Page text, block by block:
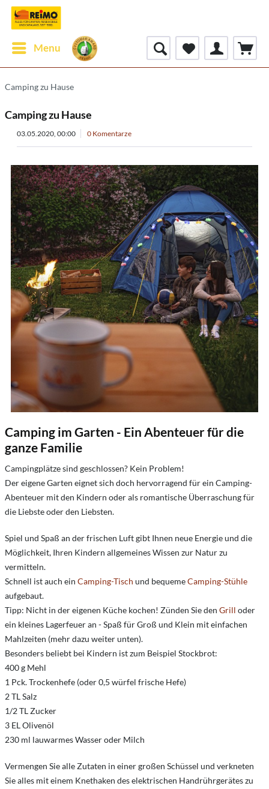
Menu
Camping zu Hause
Camping zu Hause
03.05.2020, 00:00 0 Komentarze
Camping im Garten - Ein Abenteuer für die
ganze Familie
Campingplätze sind geschlossen? Kein Problem!
Der eigene Garten eignet sich doch hervorragend für ein Camping-
Abenteuer mit den Kindern oder als romantische Überraschung für
die Liebste oder den Liebsten.
Spiel und Spaß an der frischen Luft gibt Ihnen neue Energie und die
Möglichkeit, Ihren Kindern allgemeines Wissen zur Natur zu
vermitteln.
Schnell ist auch ein Camping-Tisch und bequemeCamping-Stühle
aufgebaut.
Tipp: Nicht in der eigenen Küche kochen! Zünden Sie den Grill oder
ein kleines Lagerfeuer an - Spaß für Groß und Klein mit einfachen
Mahlzeiten (mehr dazu weiter unten).
Besonders beliebt bei Kindern ist zum Beispiel Stockbrot:
400 g Mehl
1 Pck. Trockenhefe (oder 0,5 würfel frische Hefe)
2 TL Salz
1/2 TL Zucker
3 EL Olivenöl
230 ml lauwarmes Wasser oder Milch
Vermengen Sie alle Zutaten in einer großen Schüssel und verkneten
Sie alles mit einem Knethaken des elektrischen Handrührgerätes zu